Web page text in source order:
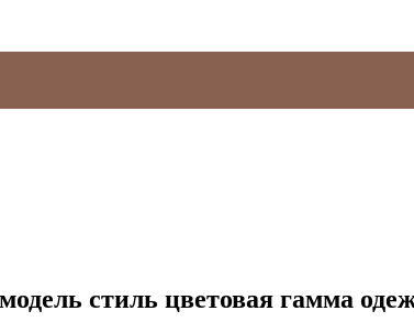
стиль цветовая гамма